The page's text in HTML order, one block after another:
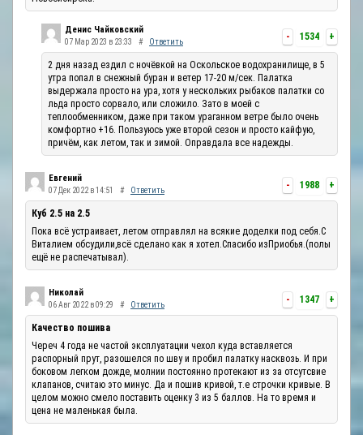
- 1534 +
Денис Чайковский
07 Мар 2023 в 23:33 # Ответить
2 дня назад ездил с ночёвкой на Оскольское водохранилище, в 5
утра попал в снежный буран и ветер 17-20 м/сек. Палатка
выдержала просто на ура, хотя у нескольких рыбаков палатки со
льда просто сорвало, или сложило. Зато в моей с
теплообменником, даже при таком ураганном ветре было очень
комфортно +16. Пользуюсь уже второй сезон и просто кайфую,
причём, как летом, так и зимой. Оправдала все надежды.
- 1988 +
Евгений
07 Дек 2022 в 14:51 # Ответить
Куб 2.5 на 2.5
Пока всё устраивает, летом отправлял на всякие доделки под себя.С
Виталием обсудили,всё сделано как я хотел.Спасибо изПриобья.(полы
ещё не распечатывал).
- 1347 +
Николай
06 Авг 2022 в 09:29 # Ответить
Качество пошива
Череч 4 года не частой эксплуатации чехол куда вставляется
распорный прут, разошелся по шву и пробил палатку насквозь. И при
боковом легком дожде, молнии постоянно протекают из за отсутсвие
клапанов, считаю это минус. Да и пошив кривой, т.е строчки кривые. В
целом можно смело поставить оценку 3 из 5 баллов. На то время и
цена не маленькая была.